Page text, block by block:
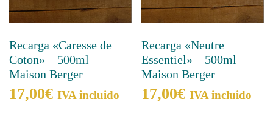
Recarga «Caresse de
Coton» – 500ml –
Maison Berger
17,00€ IVA incluido
Recarga «Neutre
Essentiel» – 500ml –
Maison Berger
17,00€ IVA incluido